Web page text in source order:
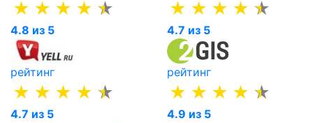
4.8 из 5 4.7 из 5
рейтинг
4.7 из 5
рейтинг
4.9 из 5